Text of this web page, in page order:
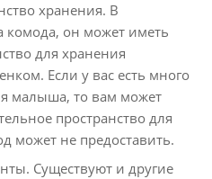
хранения. В
комода, он может иметь
для хранения
Если у вас есть много
малыша, то вам может
пространство для
может не предоставить.
Существуют и другие